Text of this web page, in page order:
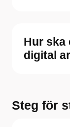
Hur ska
digital
Steg för